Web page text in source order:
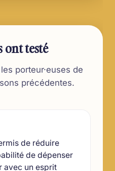
ont testé
porteur·euses de
précédentes.
de réduire
de dépenser
avec un esprit